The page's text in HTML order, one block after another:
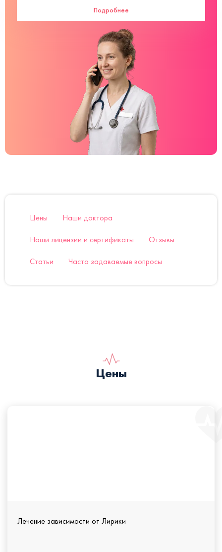
Подробнее
Цены Наши доктора
Наши лицензии и сертификаты Отзывы
Статьи Часто задаваемые вопросы
Цены
Лечение зависимости от Лирики